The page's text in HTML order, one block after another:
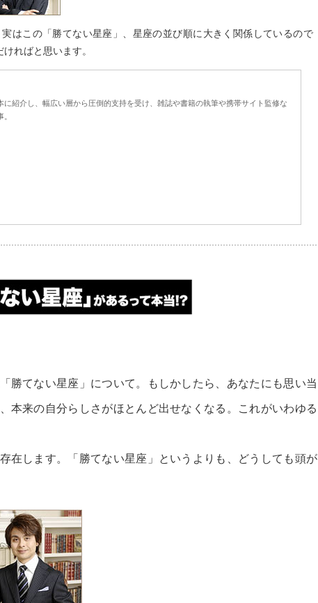
はこの「勝てない星座」、星座の並び順に大きく関係しているので
ればと思います。
紹介し、幅広い層から圧倒的支持を受け、雑誌や書籍の執筆や携帯サイト監修な
勝てない星座」について。もしかしたら、あなたにも思い当
本来の自分らしさがほとんど出せなくなる。これがいわゆる
在します。「勝てない星座」というよりも、どうしても頭が